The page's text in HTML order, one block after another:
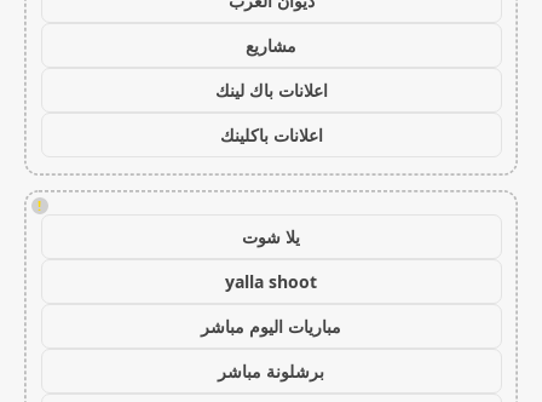
مشاريع
اعلانات باك لينك
اعلانات باكلينك
!
يلا شوت
yalla shoot
مباريات اليوم مباشر
برشلونة مباشر